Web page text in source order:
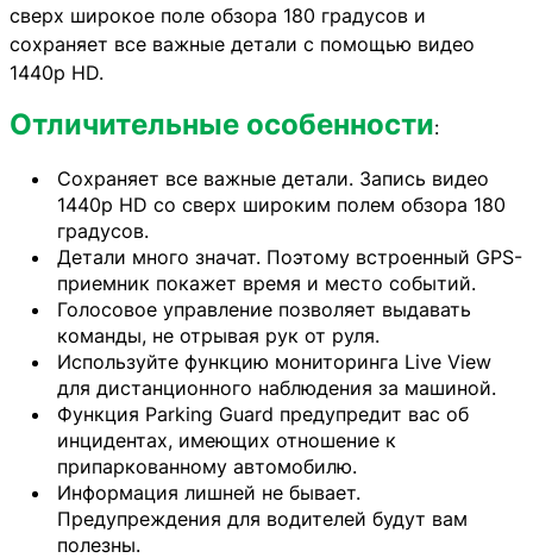
сверх широкое поле обзора 180 градусов и
сохраняет все важные детали с помощью видео
1440p HD.
Отличительные особенности:
Сохраняет все важные детали. Запись видео
1440p HD со сверх широким полем обзора 180
градусов.
Детали много значат. Поэтому встроенный GPS-
приемник покажет время и место событий.
Голосовое управление позволяет выдавать
команды, не отрывая рук от руля.
Используйте функцию мониторинга Live View
для дистанционного наблюдения за машиной.
Функция Parking Guard предупредит вас об
инцидентах, имеющих отношение к
припаркованному автомобилю.
Информация лишней не бывает.
Предупреждения для водителей будут вам
полезны.